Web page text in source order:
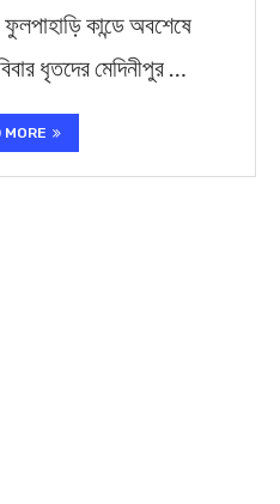
কান্ডে অবশেষে
ধৃতদের মেদিনীপুর …
MORE